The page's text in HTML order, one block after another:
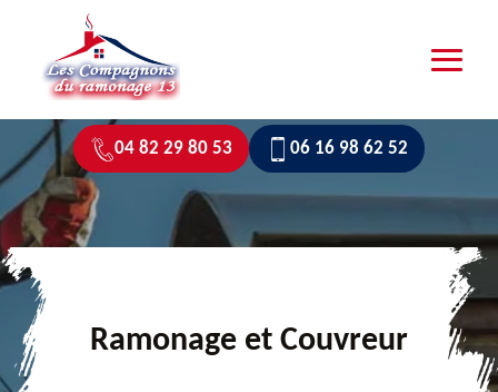
04 82 29 80 53 06 16 98 62 52
Ramonage et Couvreur